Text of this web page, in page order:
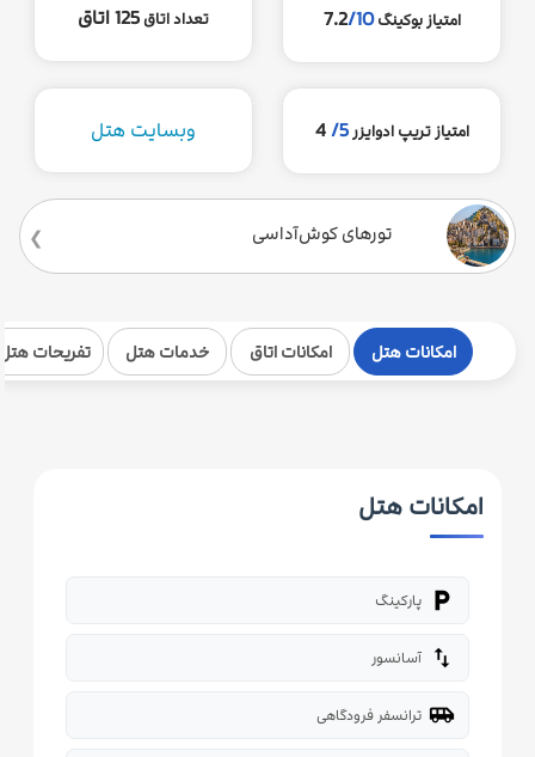
امتیاز بوکینگ 7.2/10 تعداد اتاق125 اتاق
امتیاز تریپ ادوایزر5/
4 وبسایت هتل
تورهای کوش‌آداسی
امکانات هتل امکانات اتاق خدمات هتل تفریحات
امکانات هتل
local_parking پارکینگ
import_export آسانسور
airport_shuttle ترانسفر فرودگاهی